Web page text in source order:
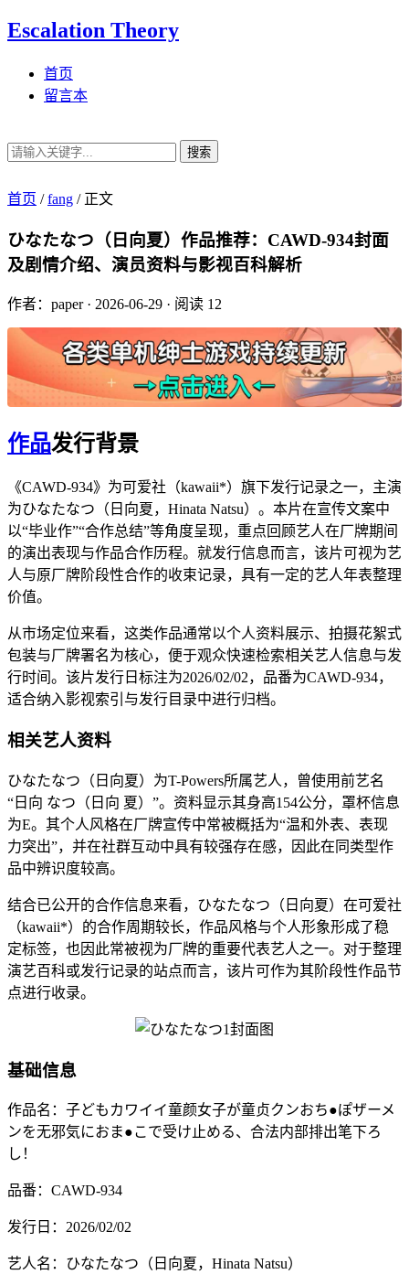
Escalation Theory
首页
留言本
搜索
首页 / fang /正文
ひなたなつ（日向夏）作品推荐：CAWD-934封面
及剧情介绍、演员资料与影视百科解析
作者：paper· 2026-06-29 · 阅读 12
作品发行背景
《CAWD-934》为可爱社（kawaii*）旗下发行记录之一，主演
为ひなたなつ（日向夏，Hinata Natsu）。本片在宣传文案中
以“毕业作”“合作总结”等角度呈现，重点回顾艺人在厂牌期间
的演出表现与作品合作历程。就发行信息而言，该片可视为艺
人与原厂牌阶段性合作的收束记录，具有一定的艺人年表整理
价值。
从市场定位来看，这类作品通常以个人资料展示、拍摄花絮式
包装与厂牌署名为核心，便于观众快速检索相关艺人信息与发
行时间。该片发行日标注为2026/02/02，品番为CAWD-934，
适合纳入影视索引与发行目录中进行归档。
相关艺人资料
ひなたなつ（日向夏）为T-Powers所属艺人，曾使用前艺名
“日向 なつ（日向 夏）”。资料显示其身高154公分，罩杯信息
为E。其个人风格在厂牌宣传中常被概括为“温和外表、表现
力突出”，并在社群互动中具有较强存在感，因此在同类型作
品中辨识度较高。
结合已公开的合作信息来看，ひなたなつ（日向夏）在可爱社
（kawaii*）的合作周期较长，作品风格与个人形象形成了稳
定标签，也因此常被视为厂牌的重要代表艺人之一。对于整理
演艺百科或发行记录的站点而言，该片可作为其阶段性作品节
点进行收录。
基础信息
作品名：子どもカワイイ童颜女子が童贞クンおち●ぽザーメ
ンを无邪気におま●こで受け止める、合法内部排出笔下ろ
し！
品番：CAWD-934
发行日：2026/02/02
艺人名：ひなたなつ（日向夏，Hinata Natsu）